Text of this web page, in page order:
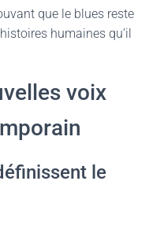
que le blues reste
humaines qu’il
voix
le